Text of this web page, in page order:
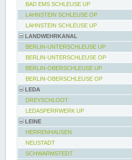
BAD EMS SCHLEUSE UP
LAHNSTEIN SCHLEUSE OP
LAHNSTEIN SCHLEUSE UP
LANDWEHRKANAL
BERLIN-UNTERSCHLEUSE UP
BERLIN-UNTERSCHLEUSE OP
BERLIN-OBERSCHLEUSE UP
BERLIN-OBERSCHLEUSE OP
LEDA
DREYSCHLOOT
LEDASPERRWERK UP
LEINE
HERRENHAUSEN
NEUSTADT
SCHWARMSTEDT